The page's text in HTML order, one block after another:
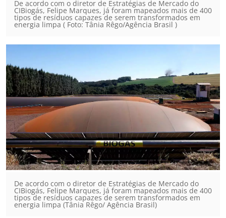
De acordo com o diretor de Estratégias de Mercado do
CIBiogás, Felipe Marques, já foram mapeados mais de 400
tipos de resíduos capazes de serem transformados em
energia limpa ( Foto: Tânia Rêgo/Agência Brasil )
De acordo com o diretor de Estratégias de Mercado do
CIBiogás, Felipe Marques, já foram mapeados mais de 400
tipos de resíduos capazes de serem transformados em
energia limpa (Tânia Rêgo/ Agência Brasil)